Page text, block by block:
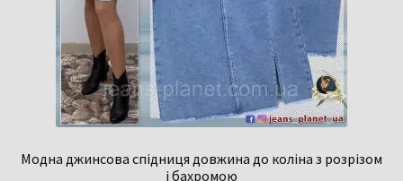
Модна джинсова спідниця довжина до коліна з розрізом
і бахромою